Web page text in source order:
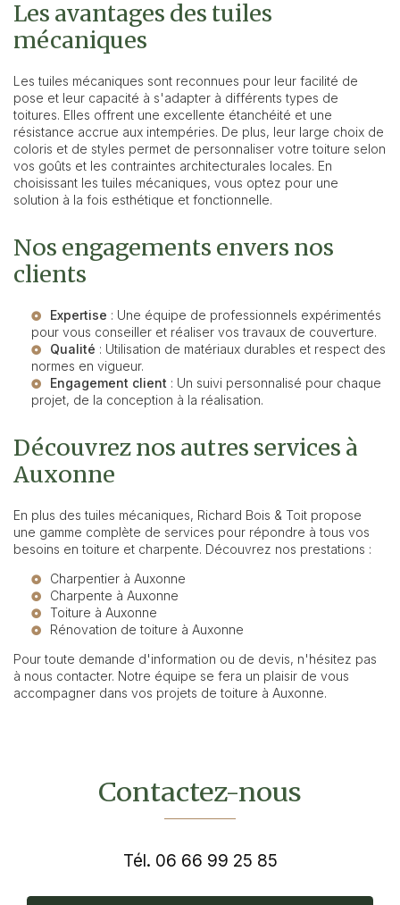
Les avantages des tuiles
mécaniques
Les tuiles mécaniques sont reconnues pour leur facilité de
pose et leur capacité à s'adapter à différents types de
toitures. Elles offrent une excellente étanchéité et une
résistance accrue aux intempéries. De plus, leur large choix de
coloris et de styles permet de personnaliser votre toiture selon
vos goûts et les contraintes architecturales locales. En
choisissant les tuiles mécaniques, vous optez pour une
solution à la fois esthétique et fonctionnelle.
Nos engagements envers nos
clients
Expertise : Une équipe de professionnels expérimentés
pour vous conseiller et réaliser vos travaux de couverture.
Qualité : Utilisation de matériaux durables et respect des
normes en vigueur.
Engagement client : Un suivi personnalisé pour chaque
projet, de la conception à la réalisation.
Découvrez nos autres services à
Auxonne
En plus des tuiles mécaniques, Richard Bois & Toit propose
une gamme complète de services pour répondre à tous vos
besoins en toiture et charpente. Découvrez nos prestations :
Charpentier à Auxonne
Charpente à Auxonne
Toiture à Auxonne
Rénovation de toiture à Auxonne
Pour toute demande d'information ou de devis, n'hésitez pas
à nous contacter. Notre équipe se fera un plaisir de vous
accompagner dans vos projets de toiture à Auxonne.
Contactez-nous
Tél. 06 66 99 25 85